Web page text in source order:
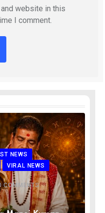
website in this
I comment.
NEWS
VIRAL NEWS
COMMENTS